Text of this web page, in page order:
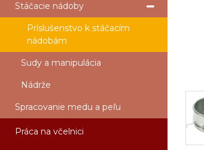
Stáčacie nádoby
Príslušenstvo k stáčacím
nádobám
Sudy a manipulácia
Nádrže
Spracovanie medu a peľu
Práca na včelnici